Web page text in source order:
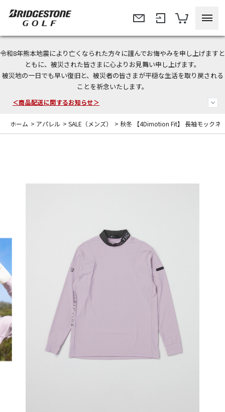
令和8年熊本地震により亡くなられた方々に謹んでお悔やみを申し上げますと
ともに、被災された皆さまに心よりお見舞い申し上げます。
被災地の一日でも早い復旧と、被災者の皆さまが平穏な生活を取り戻される
ことを祈念いたします。
今なら新規会員登録で1,000円OFFクーポンプレゼント！
＜商品配送に関するお知らせ＞
＜夏季休暇中のご注文・発送・お問い合わせ＞
ホーム > アパレル > SALE（メンズ） > 秋冬 【4Dimotion Fit】 長袖モックネ